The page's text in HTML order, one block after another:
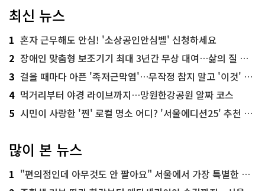
최신 뉴스
1 혼자 근무해도 안심! '소상공인안심벨' 신청하세요
2 장애인 맞춤형 보조기기 최대 3년간 무상 대여…삶의 질 높인다
3 걸을 때마다 아픈 '족저근막염'…무작정 참지 말고 '이것' 해보세요!
4 먹거리부터 야경 라이브까지…망원한강공원 알짜 코스
5 시민이 사랑한 '찐' 로컬 명소 어디? '서울에디션25' 추천 코스
많이 본 뉴스
1 "편의점인데 아무것도 안 팔아요" 서울에서 가장 특별한 편의점의 정체